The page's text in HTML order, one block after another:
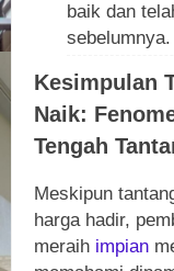
baik dan
sebelumnya.
Kesimpulan
Naik:
Tengah
Meskipun
harga hadir,
meraih impian